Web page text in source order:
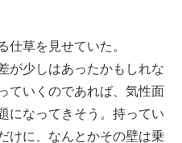
仕草を見せていた。
が少しはあったかもしれな
ていくのであれば、気性面
になってきそう。持ってい
けに、なんとかその壁は乗